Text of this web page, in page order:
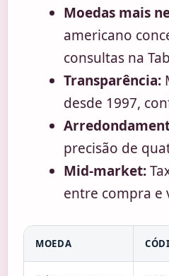
Moedas mais
americano
consultas na
Transparência:
desde 1997,
precisão de
Mid-market:
entre compra e
MOEDA